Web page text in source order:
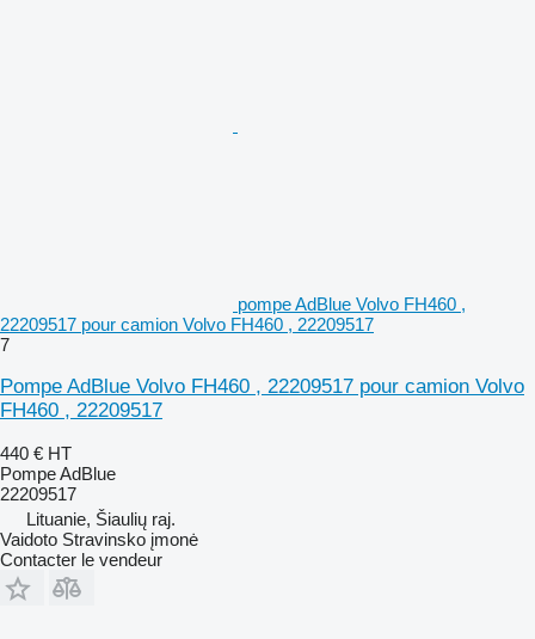
pompe AdBlue Volvo FH460 ,
22209517 pour camion Volvo FH460 , 22209517
7
Pompe AdBlue Volvo FH460 , 22209517 pour camion Volvo
FH460 , 22209517
440 € HT
Pompe AdBlue
22209517
Lituanie, Šiaulių raj.
Vaidoto Stravinsko įmonė
Contacter le vendeur